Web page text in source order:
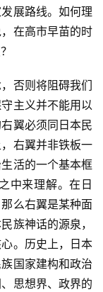
展路线。如何理
在高市早苗的时
否则将阻碍我们
主义并不能用以
翼必须同日本民
右翼并非铁板一
活的一个基本框
中来理解。在日
么右翼是某种面
族神话的源泉，
。历史上，日本
国家建构和政治
思想界、政界的